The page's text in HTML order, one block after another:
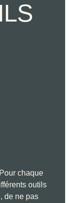
chaque
outils
de ne pas